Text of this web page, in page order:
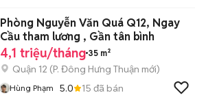
Phòng Nguyễn Văn Quá Q12, Ngay
Cầu tham lương , Gần tân bình
4,1 triệu/tháng 35 m²
Quận 12 (P. Đông Hưng Thuận mới)
Hùng Phạm 5.0 15 đã bán